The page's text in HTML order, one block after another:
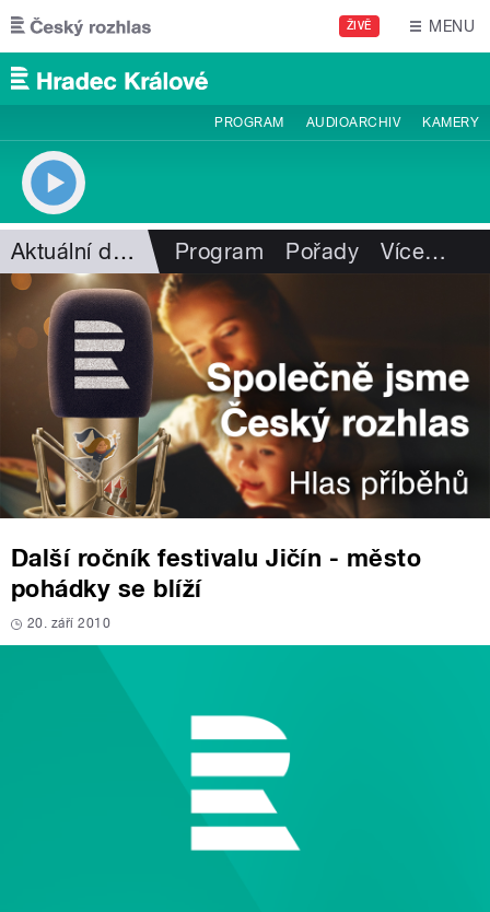
Přejít k hlavnímu obsahu
ŽIVĚ MENU
PROGRAM AUDIOARCHIV KAMERY
Aktuální dění Program Pořady Více…
Další ročník festivalu Jičín - město
pohádky se blíží
20. září 2010